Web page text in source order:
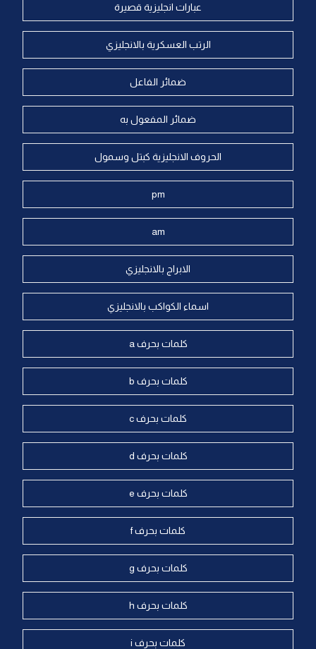
عبارات انجليزية قصيرة
الرتب العسكرية بالانجليزي
ضمائر الفاعل
ضمائر المفعول به
الحروف الانجليزية كبتل وسمول
pm
am
الابراج بالانجليزي
اسماء الكواكب بالانجليزي
كلمات بحرف a
كلمات بحرف b
كلمات بحرف c
كلمات بحرف d
كلمات بحرف e
كلمات بحرف f
كلمات بحرف g
كلمات بحرف h
كلمات بحرف i